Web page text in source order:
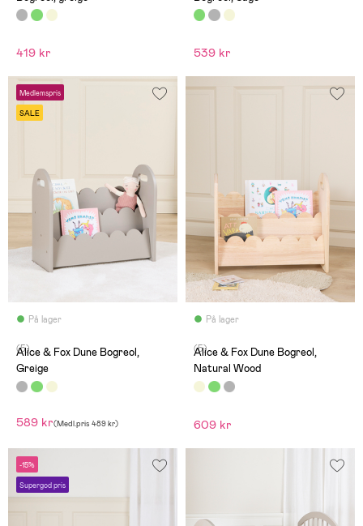
419 kr 539 kr
Medlemspris
SALE
På lager
(5)
Alice & Fox Dune Bogreol,
Greige
589 kr(Medl.pris 489 kr)
På lager
(5)
Alice & Fox Dune Bogreol,
Natural Wood
609 kr
-15%
Supergod pris